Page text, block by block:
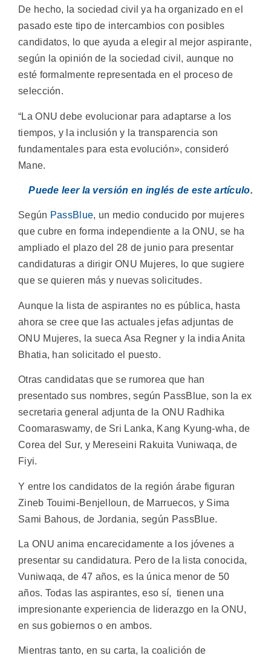
De hecho, la sociedad civil ya ha organizado en el
pasado este tipo de intercambios con posibles
candidatos, lo que ayuda a elegir al mejor aspirante,
según la opinión de la sociedad civil, aunque no
esté formalmente representada en el proceso de
selección.
“La ONU debe evolucionar para adaptarse a los
tiempos, y la inclusión y la transparencia son
fundamentales para esta evolución», consideró
Mane.
Puede leer la versión en inglés de este artículo.
Según PassBlue, un medio conducido por mujeres
que cubre en forma independiente a la ONU, se ha
ampliado el plazo del 28 de junio para presentar
candidaturas a dirigir ONU Mujeres, lo que sugiere
que se quieren más y nuevas solicitudes.
Aunque la lista de aspirantes no es pública, hasta
ahora se cree que las actuales jefas adjuntas de
ONU Mujeres, la sueca Asa Regner y la india Anita
Bhatia, han solicitado el puesto.
Otras candidatas que se rumorea que han
presentado sus nombres, según PassBlue, son la ex
secretaria general adjunta de la ONU Radhika
Coomaraswamy, de Sri Lanka, Kang Kyung-wha, de
Corea del Sur, y Mereseini Rakuita Vuniwaqa, de
Fiyi.
Y entre los candidatos de la región árabe figuran
Zineb Touimi-Benjelloun, de Marruecos, y Sima
Sami Bahous, de Jordania, según PassBlue.
La ONU anima encarecidamente a los jóvenes a
presentar su candidatura. Pero de la lista conocida,
Vuniwaqa, de 47 años, es la única menor de 50
años. Todas las aspirantes, eso sí, tienen una
impresionante experiencia de liderazgo en la ONU,
en sus gobiernos o en ambos.
Mientras tanto, en su carta, la coalición de